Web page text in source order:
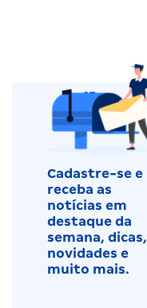
Cadastre-se e
receba as
notícias em
destaque da
semana, dicas,
novidades e
muito mais.